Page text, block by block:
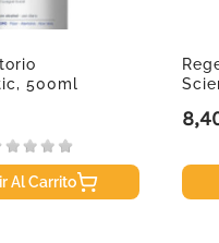
500ml
Al Carrito